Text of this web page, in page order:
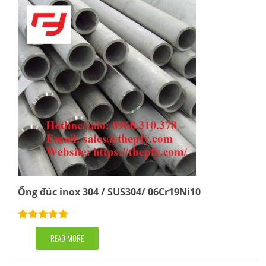
Ống đúc inox 304 / SUS304/ 06Cr19Ni10
Rated5.00
out of 5READ MORE